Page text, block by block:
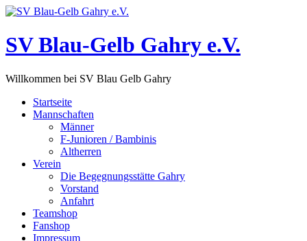
Zum
springen
SV Blau-Gelb Gahry e.V.
Willkommen bei SV Blau Gelb Gahry
Startseite
Mannschaften
Männer
F-Junioren / Bambinis
Altherren
Verein
Die Begegnungsstätte Gahry
Vorstand
Anfahrt
Teamshop
Fanshop
Impressum